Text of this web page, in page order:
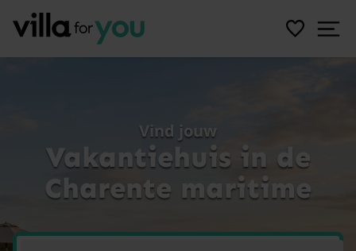
Vind jouw
Vakantiehuis in de
Charente maritime